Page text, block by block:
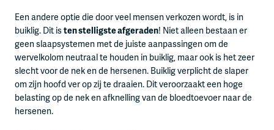
Een andere optie die door veel mensen verkozen wordt, is in
buiklig. Dit isten stelligste afgeraden! Niet alleen bestaan er
geen slaapsystemen met de juiste aanpassingen om de
wervelkolom neutraal te houden in buiklig, maar ook is het zeer
slecht voor de nek en de hersenen. Buiklig verplicht de slaper
om zijn hoofd ver op zij te draaien. Dit veroorzaakt een hoge
belasting op de nek en afknelling van de bloedtoevoer naar de
hersenen.